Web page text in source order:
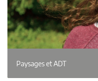
Paysages et ADT